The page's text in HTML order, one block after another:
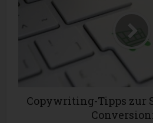
Copywriting-Tipps zur